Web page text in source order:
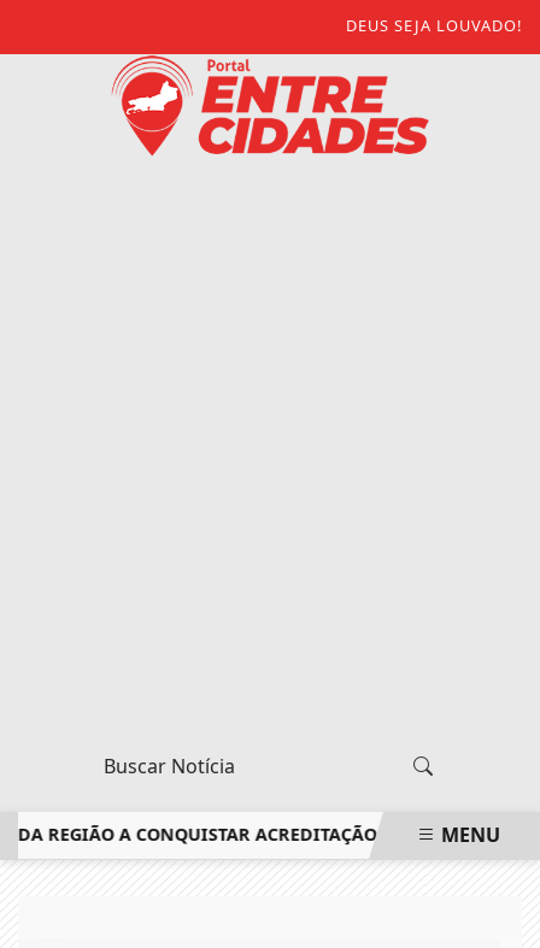
DEUS SEJA LOUVADO!
A CONQUISTAR ACREDITAÇÃO DO CONSELHO
MENU